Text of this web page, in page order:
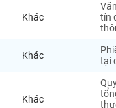
Khác
tín
Khác
tại
Khác